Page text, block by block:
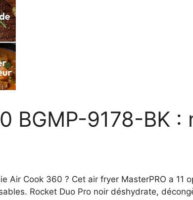
BGMP-9178-BK :
Cook 360 ? Cet air fryer MasterPRO a 11
Rocket Duo Pro noir déshydrate,